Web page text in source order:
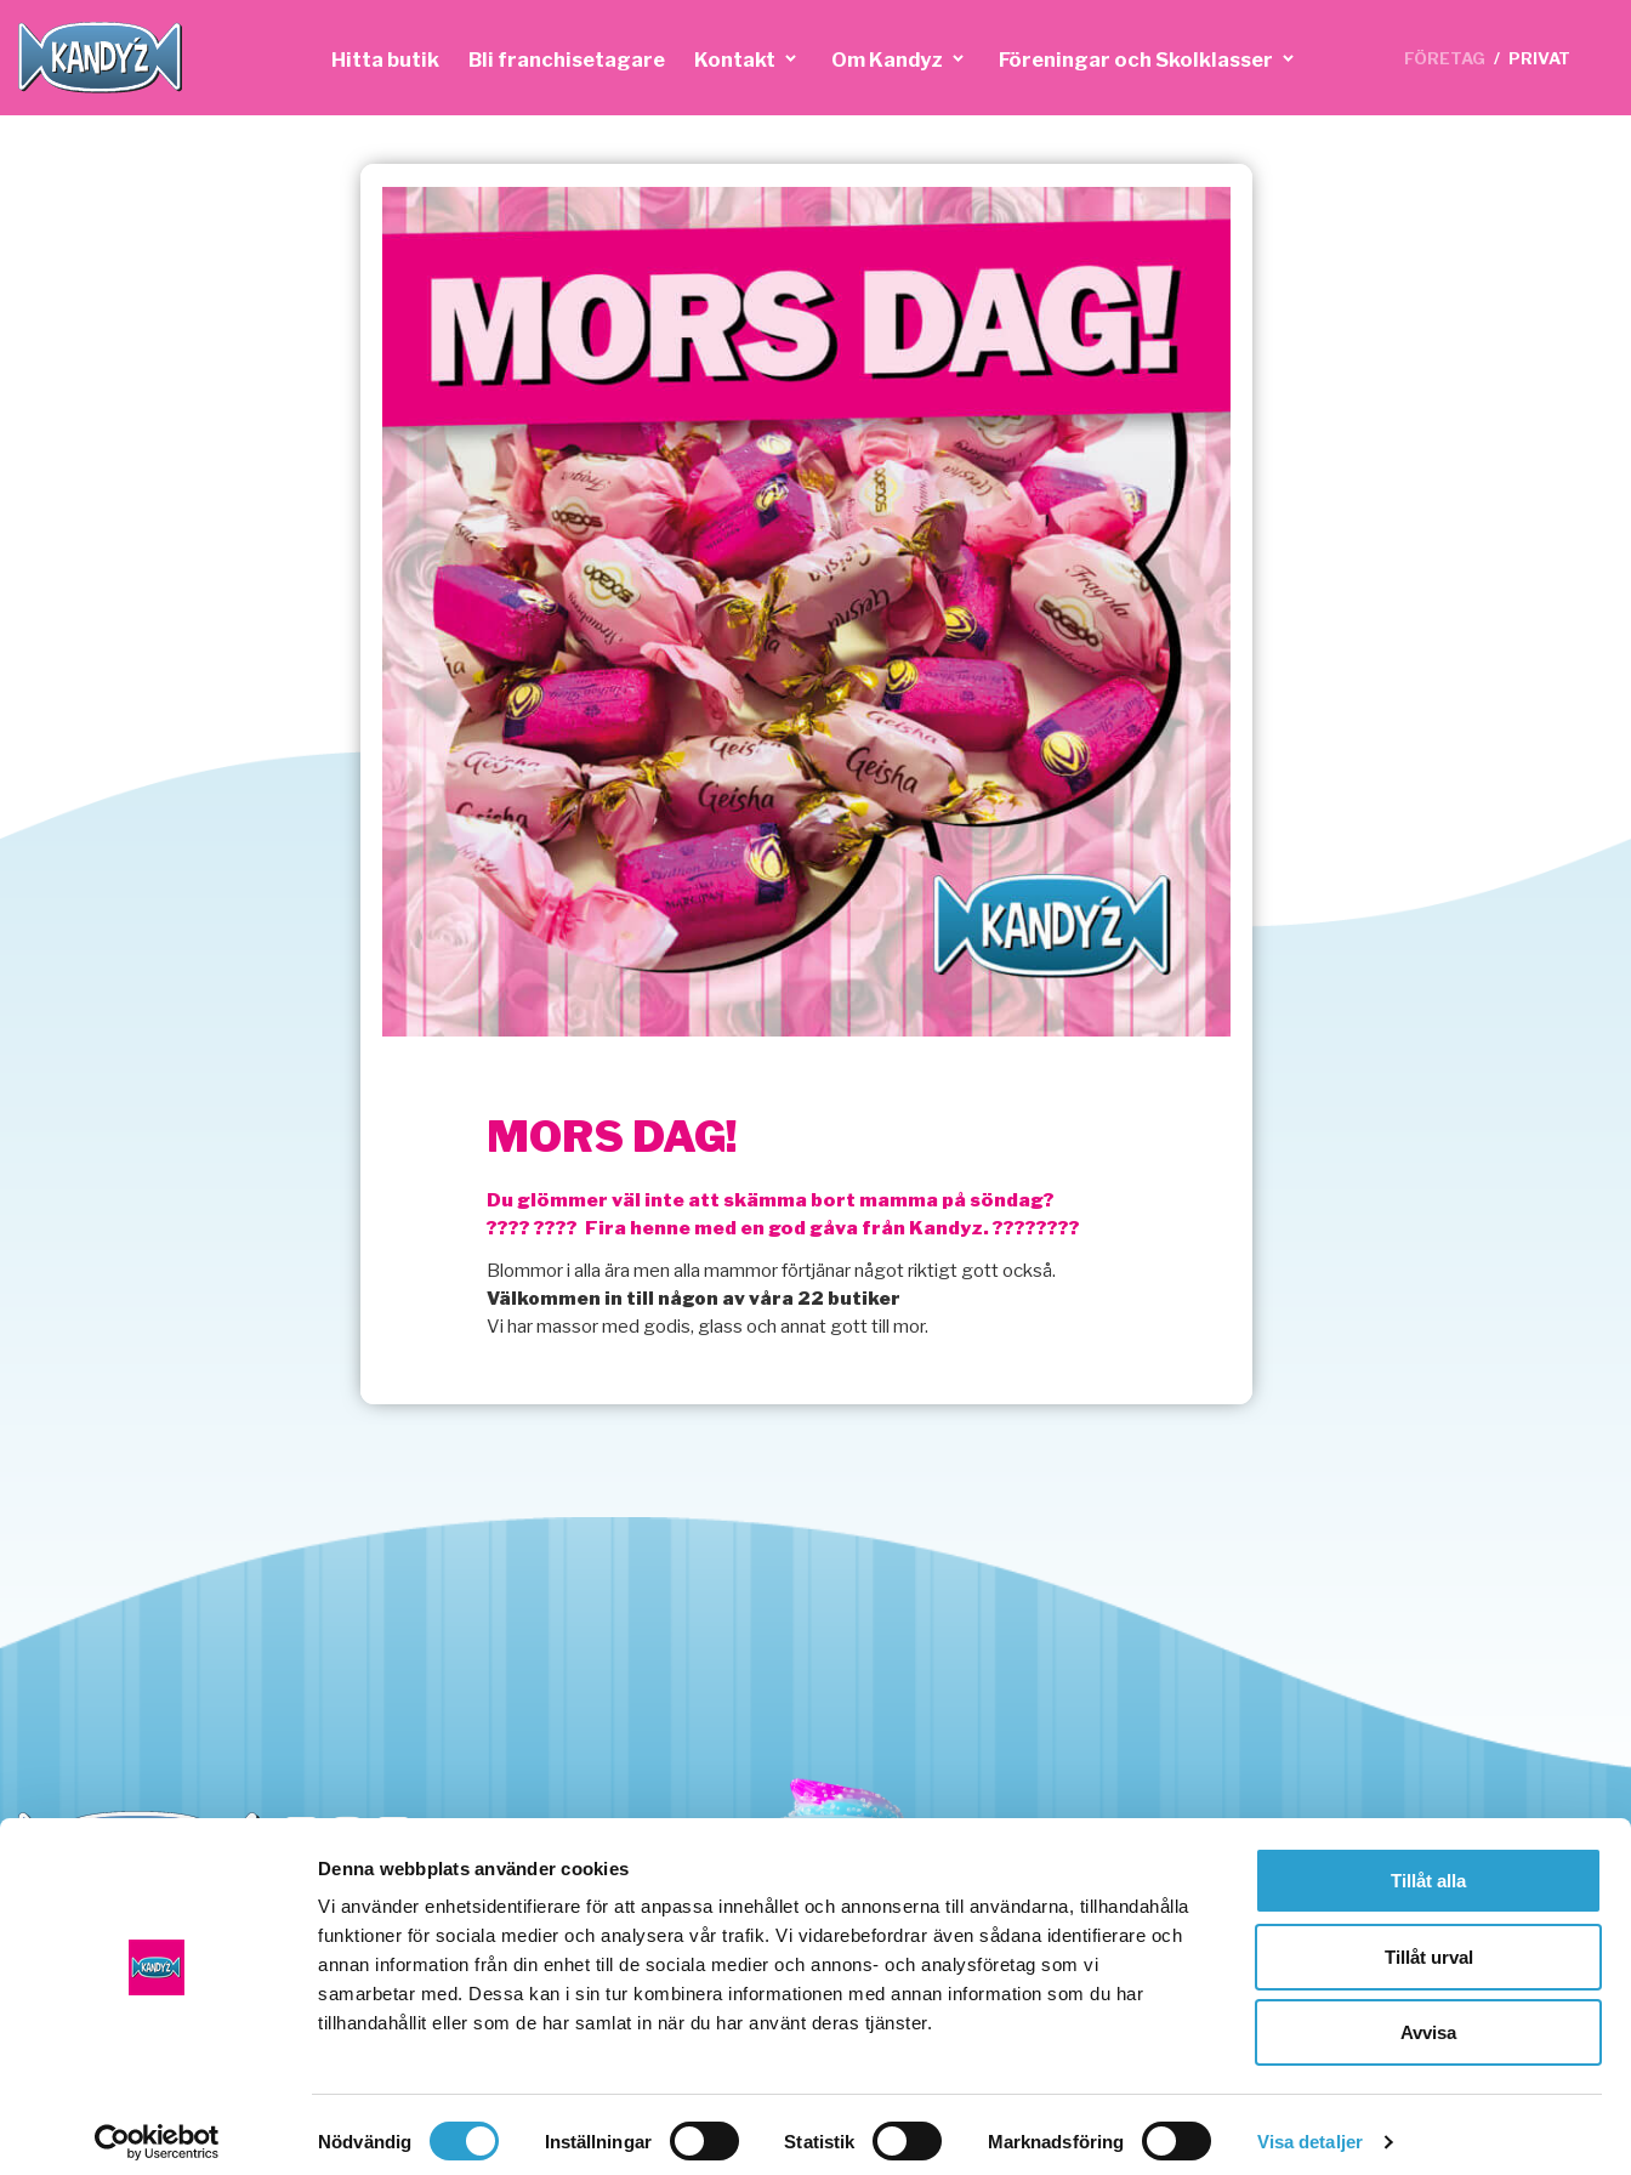
Denna webbplats använder cookies
Vi använder enhetsidentifierare för att anpassa innehållet och annonserna till användarna, tillhandahålla
funktioner för sociala medier och analysera vår trafik. Vi vidarebefordrar även sådana identifierare och
annan information från din enhet till de sociala medier och annons- och analysföretag som vi
samarbetar med. Dessa kan i sin tur kombinera informationen med annan information som du har
tillhandahållit eller som de har samlat in när du har använt deras tjänster.
Samtyckesval
Nödvändig Inställningar Statistik Marknadsföring Visa detaljer
Tillåt alla
Tillåt urval
Avvisa
PRIVAT
/
FÖRETAG
Hitta butik Bli franchisetagare Kontakt Om Kandyz Föreningar och Skolklasser
MORS DAG!
Du glömmer väl inte att skämma bort mamma på söndag?
???? ???? Fira henne med en god gåva från Kandyz. ????????
Blommor i alla ära men alla mammor förtjänar något riktigt gott också.
Välkommen in till någon av våra 22 butiker
Vi har massor med godis, glass och annat gott till mor.
Kandyz AB
Huvudkontor
Växel:
08-464 80 60
© 2026 Kandy'z AB IntegritetspolicyCookiepolicy